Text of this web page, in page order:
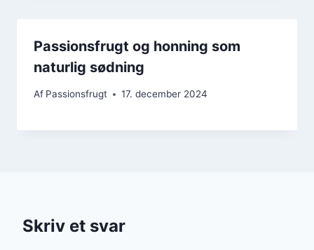
Passionsfrugt og honning som
naturlig sødning
Af Passionsfrugt 17. december 2024
Skriv et svar